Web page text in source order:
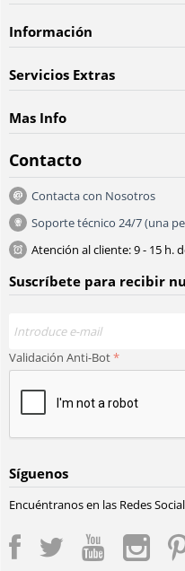
Información
Servicios Extras
Mas Info
Contacto
Contacta con Nosotros
Soporte técnico 24/7 (una
Atención al cliente: 9 - 15 h.
Suscríbete para recibir
Validación Anti-Bot
Síguenos
Encuéntranos en las Redes